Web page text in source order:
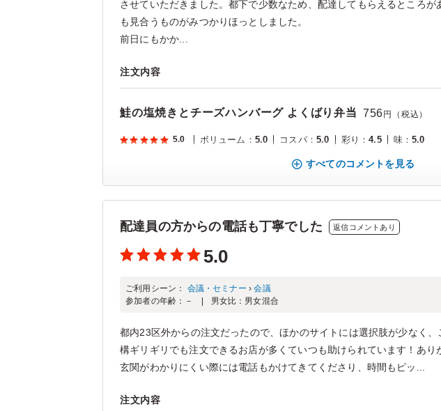
させていただきました。都下で少数なため、配達してもらえるところ
も見合うものがみつかりほっとしました。
前日にもかか...
注文内容
鮭の塩焼きとチーズハンバーグ よくばり弁当 756 円（税込）
5.0 ボリューム ： 5.0 コスパ： 5.0 彩り ：4.5 味：5.0
すべてのコメントを見る
配達員の方からの電話も丁寧でした 返信コメントあり
5.0
ご利用シーン： 会議・セミナー ›会議
参加者の年齢： － 男女比： 男女混合
都内23区外からの注文だったので、ほかのサイトには選択肢が少なく
構ギリギリでも注文できるお店が多くていつも助けられています！あり
玄関がわかりにくい際には電話もかけてきてくださり、時間もピッ...
注文内容